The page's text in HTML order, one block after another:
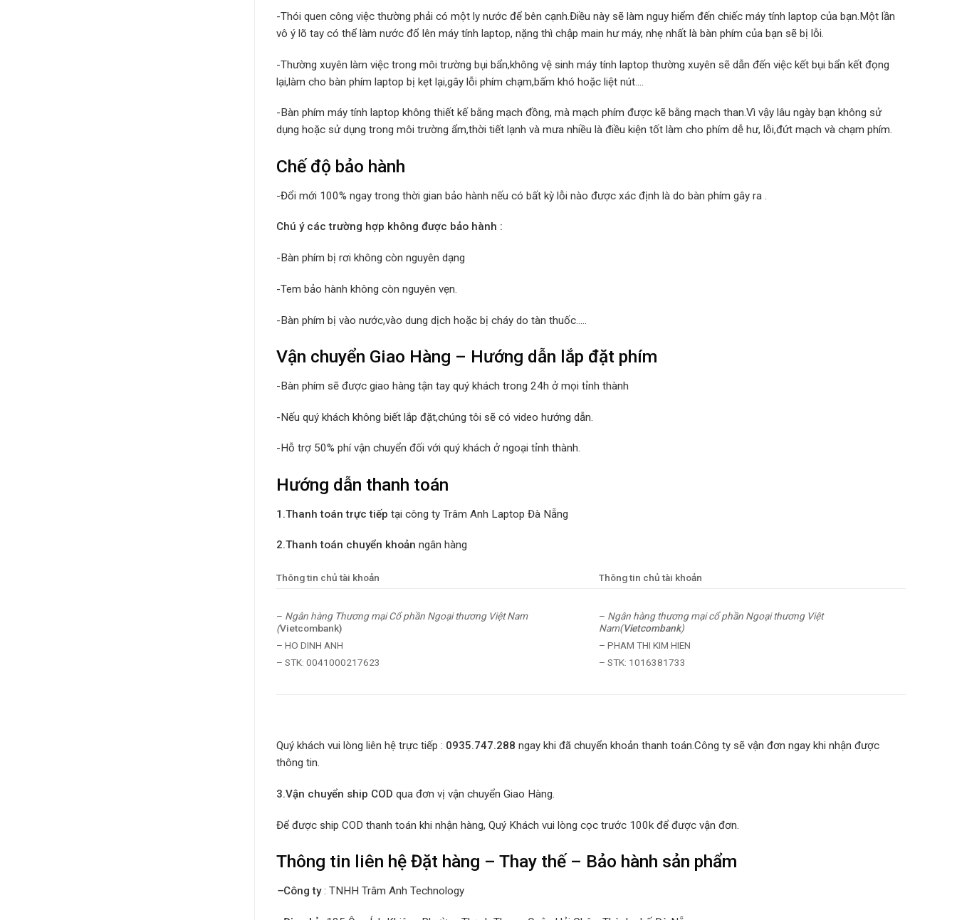
-Thói quen công việc thường phải có một ly nước để bên cạnh.Điều này sẽ làm nguy hiểm đến chiếc máy tính laptop của bạn.Một lần
vô ý lõ tay có thể làm nước đổ lên máy tính laptop, nặng thì chập main hư máy, nhẹ nhất là bàn phím của bạn sẽ bị lỗi.
-Thường xuyên làm việc trong môi trường bụi bẩn,không vệ sinh máy tính laptop thường xuyên sẽ dẫn đến việc kết bụi bẩn kết đọng
lại,làm cho bàn phím laptop bị kẹt lại,gây lỗi phím chạm,bấm khó hoặc liệt nút….
-Bàn phím máy tính laptop không thiết kế bằng mạch đồng, mà mạch phím được kẽ bằng mạch than.Vì vậy lâu ngày bạn không sử
dụng hoặc sử dụng trong môi trường ẩm,thời tiết lạnh và mưa nhiều là điều kiện tốt làm cho phím dễ hư, lỗi,đứt mạch và chạm phím.
Chế độ bảo hành
-Đổi mới 100% ngay trong thời gian bảo hành nếu có bất kỳ lỗi nào được xác định là do bàn phím gây ra .
Chú ý các trường hợp không được bảo hành :
-Bàn phím bị rơi không còn nguyên dạng
-Tem bảo hành không còn nguyên vẹn.
-Bàn phím bị vào nước,vào dung dịch hoặc bị cháy do tàn thuốc…..
Vận chuyển Giao Hàng – Hướng dẫn lắp đặt phím
-Bàn phím sẽ được giao hàng tận tay quý khách trong 24h ở mọi tỉnh thành
-Nếu quý khách không biết lắp đặt,chúng tôi sẽ có video hướng dẫn.
-Hỗ trợ 50% phí vận chuyển đối với quý khách ở ngoại tỉnh thành.
Hướng dẫn thanh toán
1.Thanh toán trực tiếp tại công ty Trâm Anh Laptop Đà Nẵng
2.Thanh toán chuyển khoản ngân hàng
Thông tin chủ tài khoản Thông tin chủ tài khoản
– Ngân hàng Thương mại Cổ phần Ngoại thương Việt Nam
(Vietcombank)
– HO DINH ANH
– STK: 0041000217623
– Ngân hàng thương mại cổ phần Ngoại thương Việt
Nam(Vietcombank)
– PHAM THI KIM HIEN
– STK: 1016381733
Quý khách vui lòng liên hệ trực tiếp : 0935.747.288 ngay khi đã chuyển khoản thanh toán.Công ty sẽ vận đơn ngay khi nhận được
thông tin.
3.Vận chuyển ship COD qua đơn vị vận chuyển Giao Hàng.
Để được ship COD thanh toán khi nhận hàng, Quý Khách vui lòng cọc trước 100k để được vận đơn.
Thông tin liên hệ Đặt hàng – Thay thế – Bảo hành sản phẩm
–Công ty: TNHH Trâm Anh Technology